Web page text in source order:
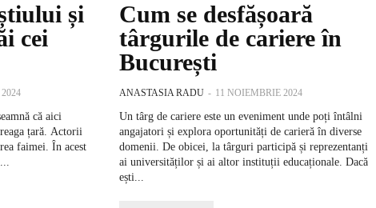
și
cei
că aici
țară. Actorii
faimei. În acest
Cum se desfășoară
târgurile de cariere în
București
ANASTASIA RADU - 11 NOIEMBRIE 2024
Un târg de cariere este un eveniment unde poți întâlni
angajatori și explora oportunități de carieră în diverse
domenii. De obicei, la târguri participă și reprezentanți
ai universităților și ai altor instituții educaționale. Dacă
ești...